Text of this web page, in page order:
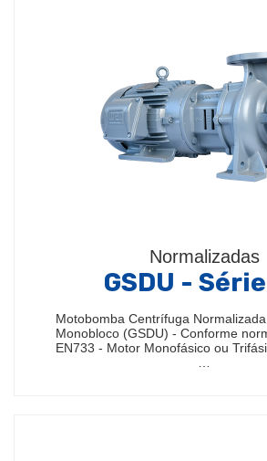
Normalizadas
GSDU -
Motobomba Centrífuga
Monobloco (GSDU) - Conforme
EN733 - Motor Monofásico ou